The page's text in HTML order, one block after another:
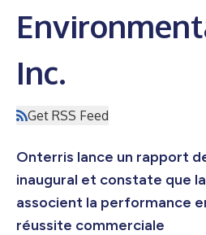
Inc.
Get RSS Feed
Onterris lance un rapport
inaugural et constate que
associent la performance
réussite commerciale